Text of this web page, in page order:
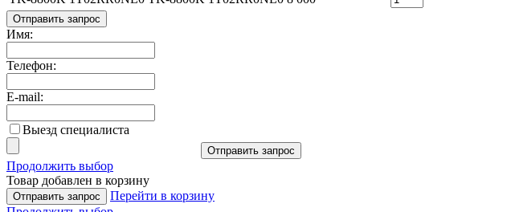
Отправить запрос
Имя:
Телефон:
E-mail:
Выезд специалиста
Отправить запрос
Продолжить выбор
Товар добавлен в корзину
Отправить запрос
Перейти в корзину